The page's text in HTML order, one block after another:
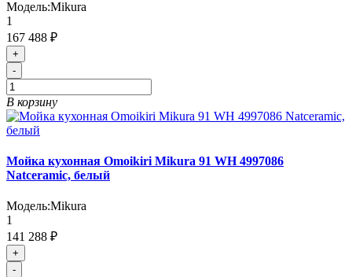
Модель:Mikura
1
167 488 ₽
+
-
В корзину
Мойка кухонная Omoikiri Mikura 91 WH 4997086
Natceramic, белый
Модель:Mikura
1
141 288 ₽
+
-